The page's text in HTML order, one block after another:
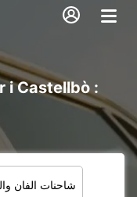
شاحنات الفان